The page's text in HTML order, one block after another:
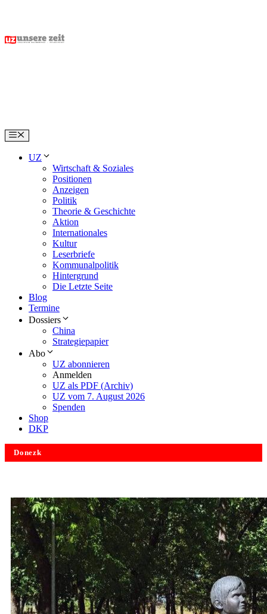
content
Menu
UZ
Wirtschaft & Soziales
Positionen
Anzeigen
Politik
Theorie & Geschichte
Aktion
Internationales
Kultur
Leserbriefe
Kommunalpolitik
Hintergrund
Die Letzte Seite
Blog
Termine
Dossiers
China
Strategiepapier
Abo
UZ abonnieren
Anmelden
UZ als PDF (Archiv)
UZ vom 7. August 2026
Spenden
Shop
DKP
Donezk